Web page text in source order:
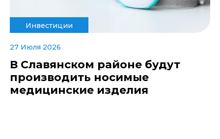
Инвестиции
27 Июля 2026
В Славянском районе будут
производить носимые
медицинские изделия